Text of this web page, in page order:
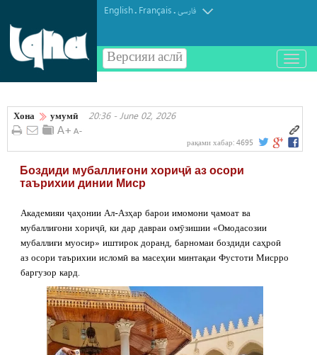
English. Français.فارسی
Версияи аслӣ
باز
و
کردن
Хона умумӣ 20:36 - June 02, 2026
рақами хабар: 4695
Боздиди мубаллиғони хориҷӣ аз осори
таърихии динии Миср
Академияи ҷаҳонии Ал-Азҳар барои имомони ҷамоат ва
мубаллиғони хориҷӣ, ки дар давраи омӯзишии «Омодасозии
мубаллиғи муосир» иштирок доранд, барномаи боздиди саҳроӣ
аз осори таърихии исломӣ ва масеҳии минтақаи Фустоти Мисрро
баргузор кард.